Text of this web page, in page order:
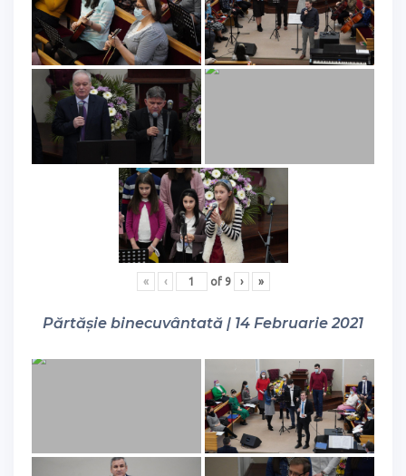
« ‹ of 9 › »
Părtășie binecuvântată | 14 Februarie 2021